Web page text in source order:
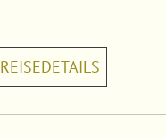
REISEDETAILS